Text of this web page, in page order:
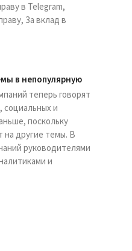
в Telegram,
За вклад в
в непопулярную
теперь говорят
социальных и
поскольку
на другие темы. В
руководителями
и